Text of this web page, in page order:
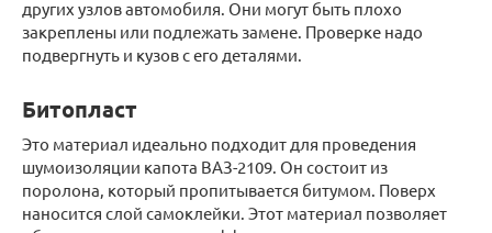
других узлов автомобиля. Они могут быть плохо
закреплены или подлежать замене. Проверке надо
подвергнуть и кузов с его деталями.
Битопласт
Это материал идеально подходит для проведения
шумоизоляции капота ВАЗ-2109. Он состоит из
поролона, который пропитывается битумом. Поверх
наносится слой самоклейки. Этот материал позволяет